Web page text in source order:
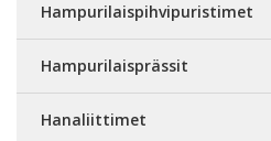
Hampurilaispihvipuristimet
Hampurilaisprässit
Hanaliittimet